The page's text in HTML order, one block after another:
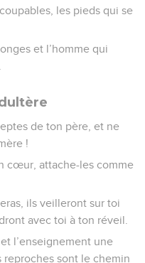
les pieds qui se
et l’homme qui
de ton père, et ne
!
cœur, attache-les comme
ils veilleront sur toi
avec toi à ton réveil.
l’enseignement une
reproches sont le chemin